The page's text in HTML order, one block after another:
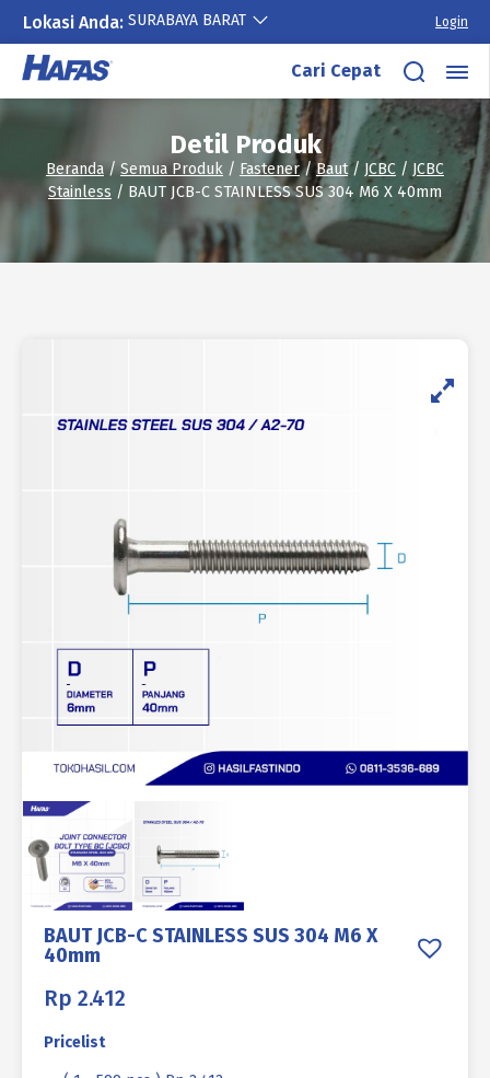
Lokasi Anda: SURABAYA BARAT Login
Lewati
konten
Cari Cepat
Detil Produk
Beranda/Semua Produk / Fastener/Baut/ JCBC / JCBC
Stainless / BAUT JCB-C STAINLESS SUS 304 M6 X 40mm
BAUT JCB-C STAINLESS SUS 304 M6 X
40mm
Rp 2.412
Pricelist